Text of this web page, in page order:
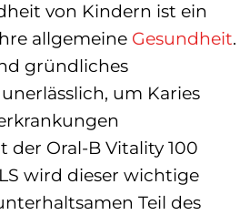
von Kindern ist ein
allgemeine Gesundheit.
gründliches
um Karies
der Oral-B Vitality 100
wird dieser wichtige
Teil des